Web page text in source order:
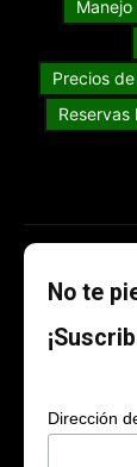
Precios
Reservas
No te
Dirección